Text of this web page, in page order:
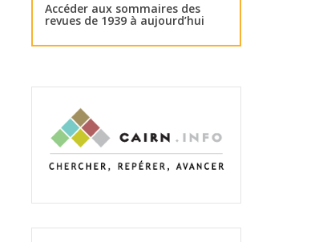
Accéder aux sommaires des
revues de 1939 à aujourd’hui